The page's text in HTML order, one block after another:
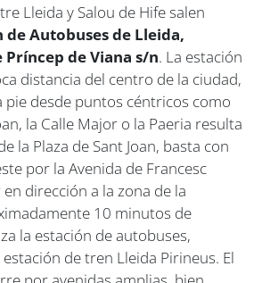
Lleida y Salou de Hife salen
de Autobuses de Lleida,
Príncep de Viana s/n. La estación
distancia del centro de la ciudad,
pie desde puntos céntricos como
la Calle Major o la Paeria resulta
la Plaza de Sant Joan, basta con
por la Avenida de Francesc
dirección a la zona de la
10 minutos de
la estación de autobuses,
de tren Lleida Pirineus. El